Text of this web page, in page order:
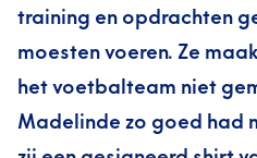
training en opdrachten
moesten voeren. Ze
het voetbalteam niet
Madelinde zo goed had